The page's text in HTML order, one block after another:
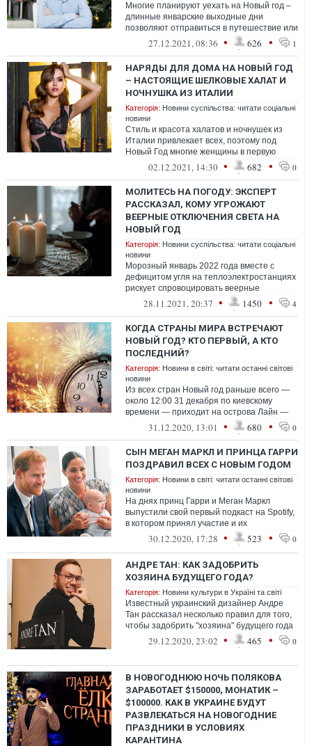
Многие планируют уехать на Новый год –
длинные январские выходные дни
позволяют отправиться в путешествие или
навестить родных. Собираясь в
27.12.2021, 08:36 • 626 • 1
НАРЯДЫ ДЛЯ ДОМА НА НОВЫЙ ГОД
– НАСТОЯЩИЕ ШЕЛКОВЫЕ ХАЛАТ И
НОЧНУШКА ИЗ ИТАЛИИ
Категорія: Новини суспільства: читати соціальні
новини
Стиль и красота халатов и ночнушек из
Италии привлекает всех, поэтому под
Новый Год многие женщины в первую
очередь хотят купить именно их, не
02.12.2021, 14:30 • 682 • 0
МОЛИТЕСЬ НА ПОГОДУ: ЭКСПЕРТ
РАССКАЗАЛ, КОМУ УГРОЖАЮТ
ВЕЕРНЫЕ ОТКЛЮЧЕНИЯ СВЕТА НА
НОВЫЙ ГОД
Категорія: Новини суспільства: читати соціальні
новини
Морозный январь 2022 года вместе с
дефицитом угля на теплоэлектростанциях
рискует спровоцировать веерные
отключения электричества в Киеве и
28.11.2021, 20:37 • 1450 • 4
КОГДА СТРАНЫ МИРА ВСТРЕЧАЮТ
НОВЫЙ ГОД? КТО ПЕРВЫЙ, А КТО
ПОСЛЕДНИЙ?
Категорія: Новини в світі: читати останні світові
новини
Из всех стран Новый год раньше всего —
около 12:00 31 декабря по киевскому
времени — приходит на острова Лайн —
это группа из 11 коралловых островов и...
31.12.2020, 13:01 • 680 • 0
СЫН МЕГАН МАРКЛ И ПРИНЦА ГАРРИ
ПОЗДРАВИЛ ВСЕХ С НОВЫМ ГОДОМ
Категорія: Новини в світі: читати останні світові
новини
На днях принц Гарри и Меган Маркл
выпустили свой первый подкаст на Spotify,
в котором принял участие и их
полуторагодовалый сын – принц Арчи
30.12.2020, 17:28 • 523 • 0
АНДРЕ ТАН: КАК ЗАДОБРИТЬ
ХОЗЯИНА БУДУЩЕГО ГОДА?
Категорія: Новини культури в Україні та світі
Известный украинский дизайнер Андре
Тан рассказал несколько правил для того,
чтобы задобрить "хозяина" будущего года
– Металлического Бык
29.12.2020, 23:02 • 465 • 0
В НОВОГОДНЮЮ НОЧЬ ПОЛЯКОВА
ЗАРАБОТАЕТ $150000, МОНАТИК –
$100000. КАК В УКРАИНЕ БУДУТ
РАЗВЛЕКАТЬСЯ НА НОВОГОДНИЕ
ПРАЗДНИКИ В УСЛОВИЯХ
КАРАНТИНА